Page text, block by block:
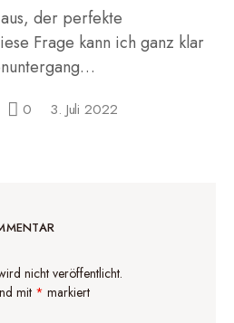
der perfekte
Frage kann ich ganz klar
0 3. Juli 2022
nicht veröffentlicht.
mit * markiert